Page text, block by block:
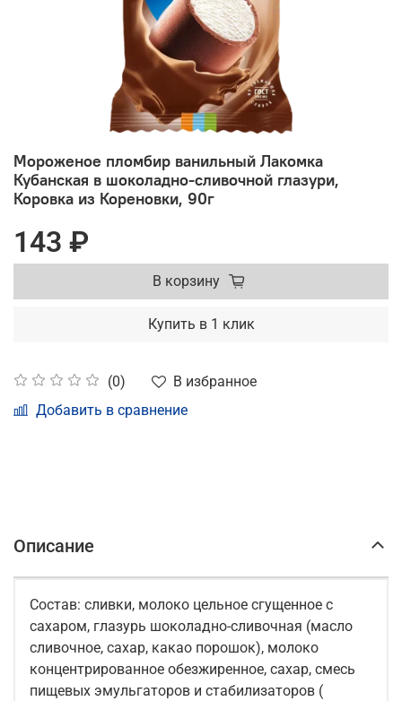
Мороженое пломбир ванильный Лакомка
Кубанская в шоколадно-сливочной глазури,
Коровка из Кореновки, 90г
(0)
В избранное
Добавить в сравнение
143 ₽
В корзину
Купить в 1 клик
Описание
Состав: сливки, молоко цельное сгущенное с
сахаром, глазурь шоколадно-сливочная (масло
сливочное, сахар, какао порошок), молоко
концентрированное обезжиренное, сахар, смесь
пищевых эмульгаторов и стабилизаторов (